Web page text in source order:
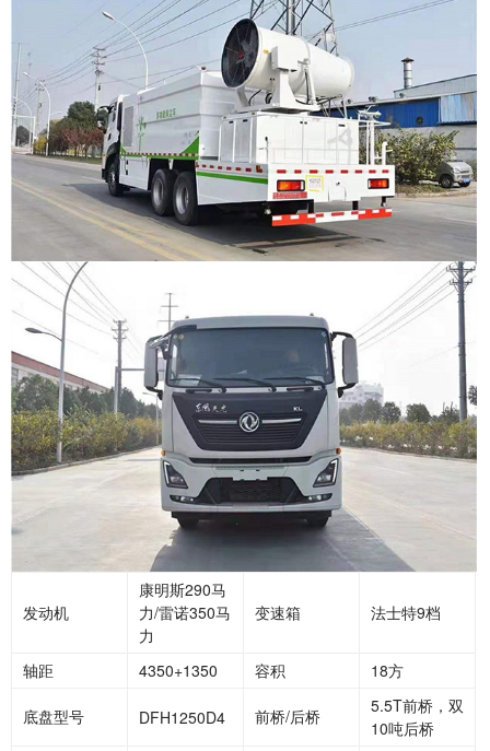
发动机
康明斯290马
力/雷诺350马
力
变速箱 法士特9档
轴距 4350+1350 容积 18方
底盘型号 DFH1250D4 前桥/后桥
5.5T前桥，双
10吨后桥